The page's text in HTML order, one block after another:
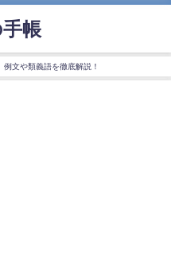
帳
例文や類義語を徹底解説！